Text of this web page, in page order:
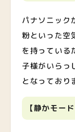
パナソニック
粉といった空
を持っている
子様がいらっ
となっており
【静かモー